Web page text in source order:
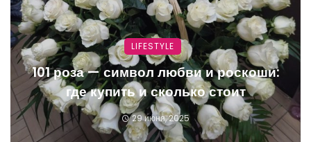
LIFESTYLE
101 роза — символ любви и роскоши:
где купить и сколько стоит
29 июня, 2025